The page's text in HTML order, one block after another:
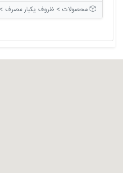
محصولات > ظروف یکبار مصرف > ظروف